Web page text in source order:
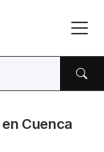
Cuenca